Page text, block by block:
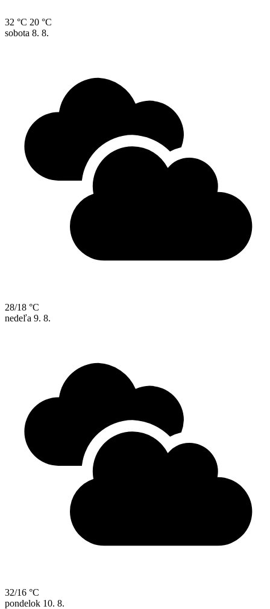
32 °C 20 °C
sobota 8. 8.
28/18 °C
nedeľa 9. 8.
32/16 °C
pondelok 10. 8.